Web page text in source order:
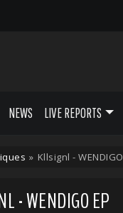
NEWS LIVE REPORTS
» Kllsignl -
- WENDIGO EP